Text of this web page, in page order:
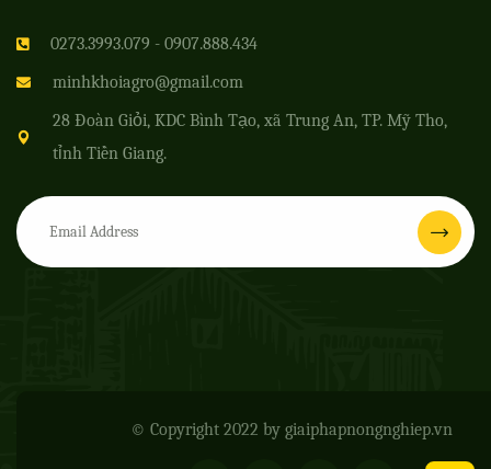
0273.3993.079 - 0907.888.434
minhkhoiagro@gmail.com
28 Đoàn Giỏi, KDC Bình Tạo, xã Trung An, TP. Mỹ Tho,
tỉnh Tiền Giang.
© Copyright 2022 by giaiphapnongnghiep.vn